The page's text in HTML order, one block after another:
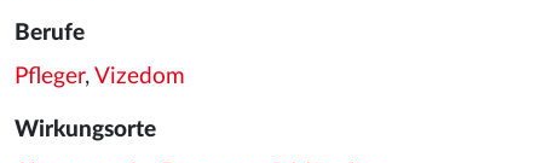
Berufe
Pfleger, Vizedom
Wirkungsorte